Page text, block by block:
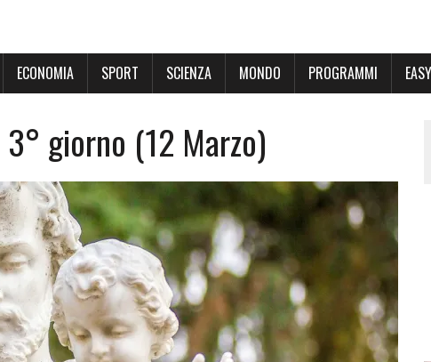
ECONOMIA SPORT SCIENZA MONDO PROGRAMMI
3° giorno (12 Marzo)